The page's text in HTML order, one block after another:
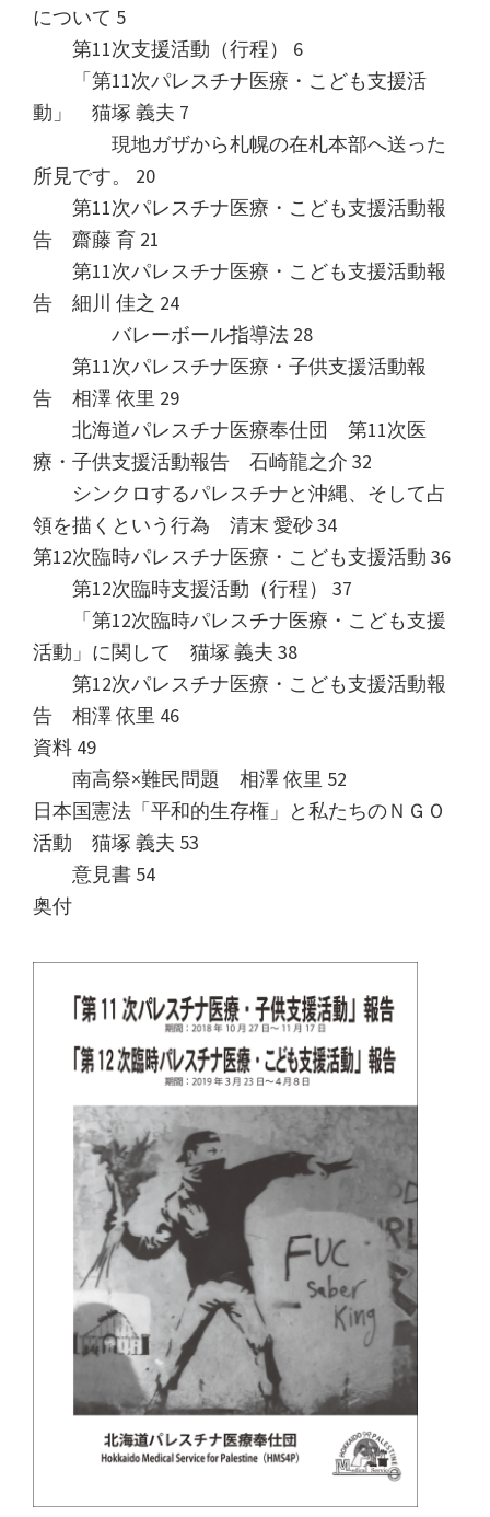
について 5
第11次支援活動（行程） 6
「第11次パレスチナ医療・こども支援活
動」 猫塚 義夫 7
現地ガザから札幌の在札本部へ送った
所見です。 20
第11次パレスチナ医療・こども支援活動報
告 齋藤 育 21
第11次パレスチナ医療・こども支援活動報
告 細川 佳之 24
バレーボール指導法 28
第11次パレスチナ医療・子供支援活動報
告 相澤 依里 29
北海道パレスチナ医療奉仕団 第11次医
療・子供支援活動報告 石崎龍之介 32
シンクロするパレスチナと沖縄、そして占
領を描くという行為 清末 愛砂 34
第12次臨時パレスチナ医療・こども支援活動 36
第12次臨時支援活動（行程） 37
「第12次臨時パレスチナ医療・こども支援
活動」に関して 猫塚 義夫 38
第12次パレスチナ医療・こども支援活動報
告 相澤 依里 46
資料 49
南高祭×難民問題 相澤 依里 52
日本国憲法「平和的生存権」と私たちのＮＧＯ
活動 猫塚 義夫 53
意見書 54
奥付